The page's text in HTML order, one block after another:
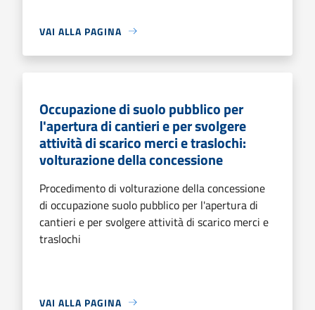
VAI ALLA PAGINA
Occupazione di suolo pubblico per
l'apertura di cantieri e per svolgere
attività di scarico merci e traslochi:
volturazione della concessione
Procedimento di volturazione della concessione
di occupazione suolo pubblico per l'apertura di
cantieri e per svolgere attività di scarico merci e
traslochi
VAI ALLA PAGINA